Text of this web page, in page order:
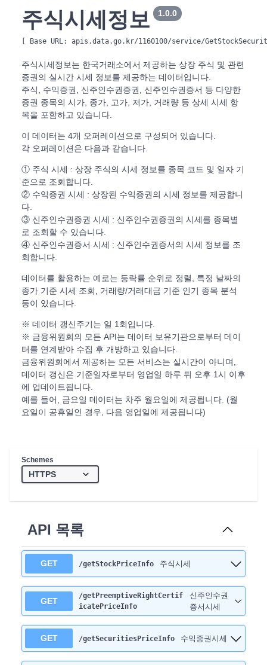
주식시세정보
1.0.0
[ Base URL: apis.data.go.kr/1160100/service/
주식시세정보는 한국거래소에서 제공하는 상장 주식 및 관련
증권의 실시간 시세 정보를 제공하는 데이터입니다.
주식, 수익증권, 신주인수권증권, 신주인수권증서 등 다양한
증권 종목의 시가, 종가, 고가, 저가, 거래량 등 상세 시세 항
목을 포함하고 있습니다.
이 데이터는 4개 오퍼레이션으로 구성되어 있습니다.
각 오퍼레이션은 다음과 같습니다.
① 주식 시세 : 상장 주식의 시세 정보를 종목 코드 및 일자 기
준으로 조회합니다.
② 수익증권 시세 : 상장된 수익증권의 시세 정보를 제공합니
다.
③ 신주인수권증권 시세 : 신주인수권증권의 시세를 종목별
로 조회할 수 있습니다.
④ 신주인수권증서 시세 : 신주인수권증서의 시세 정보를 조
회합니다.
데이터를 활용하는 예로는 등락률 순위로 정렬, 특정 날짜의
종가 기준 시세 조회, 거래량/거래대금 기준 인기 종목 분석
등이 있습니다.
※ 데이터 갱신주기는 일 1회입니다.
※ 금융위원회의 모든 API는 데이터 보유기관으로부터 데이
터를 연계받아 수집 후 개방하고 있습니다.
금융위원회에서 제공하는 모든 서비스는 실시간이 아니며,
데이터 갱신은 기준일자로부터 영업일 하루 뒤 오후 1시 이후
에 업데이트됩니다.
예를 들어, 금요일 데이터는 차주 월요일에 제공됩니다. (월
요일이 공휴일인 경우, 다음 영업일에 제공됩니다)
Schemes
API 목록
GET /getStockPriceInfo 주식시세
GET
/getPreemptiveRightCertif
icatePriceInfo
신주인수권
증서시세
GET /getSecuritiesPriceInfo 수익증권시세